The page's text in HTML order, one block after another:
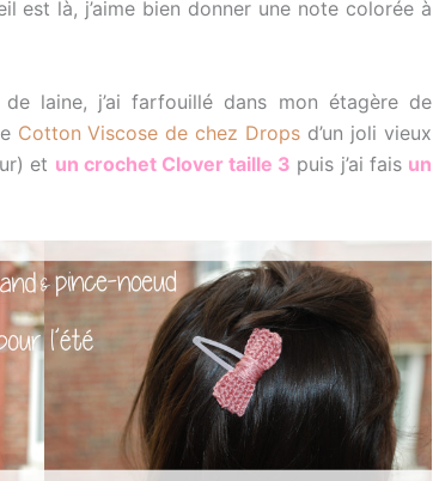
est là, j’aime bien donner une note colorée à
laine, j’ai farfouillé dans mon étagère de
Cotton Viscose de chez Drops d’un joli vieux
et un crochet Clovertaille 3 puis j’ai fais un